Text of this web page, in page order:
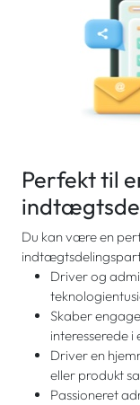
Perfekt til
Du kan være en
Driver og
Skaber
interesserede
Driver en
eller produkt
Passioneret